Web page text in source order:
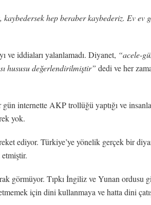
kaybedersek hep beraber kaybederiz. Ev
ve iddiaları yalanlamadı. Diyanet, “acele-
hususu değerlendirilmiştir” dedi ve her
internette AKP trollüğü yaptığı ve
yok.
ediyor. Türkiye’ye yönelik gerçek bir
görmüyor. Tıpkı İngiliz ve Yunan ordusu
için dini kullanmaya ve hatta dini